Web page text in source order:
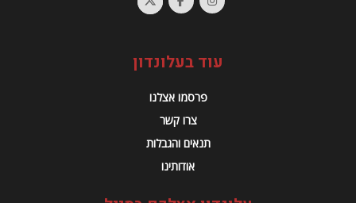
עוד בעלונדון
פרסמו אצלנו
צרו קשר
תנאים והגבלות
אודותינו